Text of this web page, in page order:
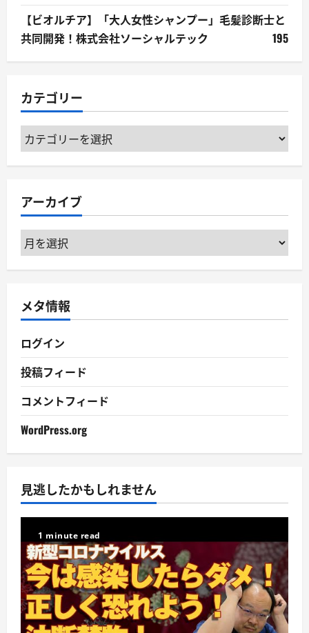
【ビオルチア】「大人女性シャンプー」毛髪診断士と
共同開発！株式会社ソーシャルテック
195
カテゴリー
カ
テ
ー
アーカイブ
ア
ー
ブ
メタ情報
ログイン
投稿フィード
コメントフィード
WordPress.org
見逃したかもしれません
1 minute read